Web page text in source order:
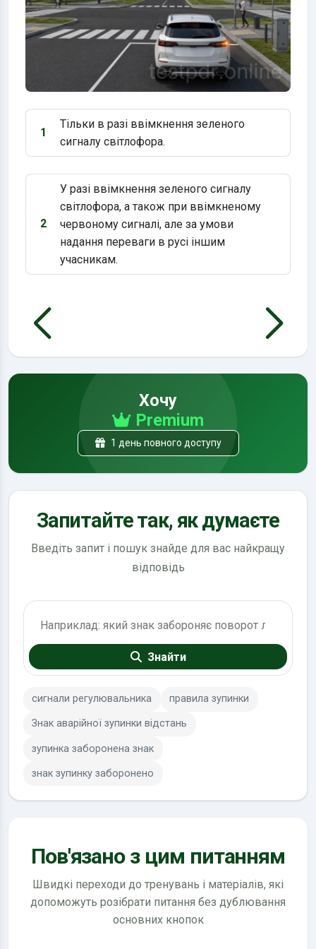
Варіант 1:
1
Тільки в разі ввімкнення зеленого
сигналу світлофора.
Варіант 2:
2
У разі ввімкнення зеленого сигналу
світлофора, а також при ввімкненому
червоному сигналі, але за умови
надання переваги в русі іншим
учасникам.
Хочу
Premium
1 день повного доступу
Запитайте так, як думаєте
Введіть запит і пошук знайде для вас найкращу
відповідь
Знайти
сигнали регулювальника правила зупинки
Знак аварійної зупинки відстань
зупинка заборонена знак
знак зупинку заборонено
Пов'язано з цим питанням
Швидкі переходи до тренувань і матеріалів, які
допоможуть розібрати питання без дублювання
основних кнопок